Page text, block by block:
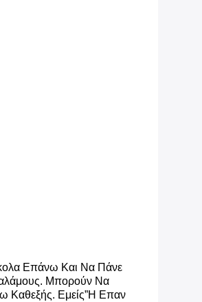
Επάνω Και Να Πάνε
Μπορούν Να
Καθεξής. Εμείς”Η Επαν